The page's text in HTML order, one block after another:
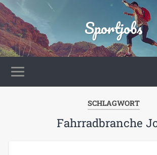
Sportjobs
SCHLAGWORT
Fahrradbranche